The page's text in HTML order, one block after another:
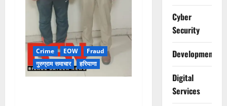
Crime EOW
Fraud
गुरुग्राम समाचार
हरियाणा
Cyber
Security
Development
Digital
Services